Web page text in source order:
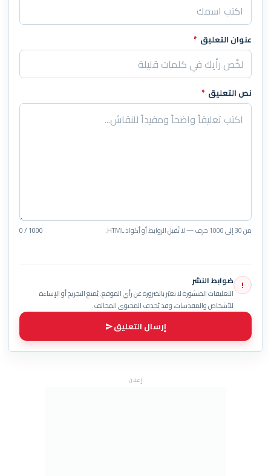
عنوان التعليق *
نص التعليق *
من 30 إلى 1000 حرف — لا تُقبل الروابط أو أكواد HTML. 0 / 1000
! ضوابط النشر
التعليقات المنشورة لا تعبّر بالضرورة عن رأي الموقع. يُمنع التجريح أو الإساءة
للأشخاص والمقدسات، وقد يُحذف المحتوى المخالف.
إرسال التعليق
إعلان